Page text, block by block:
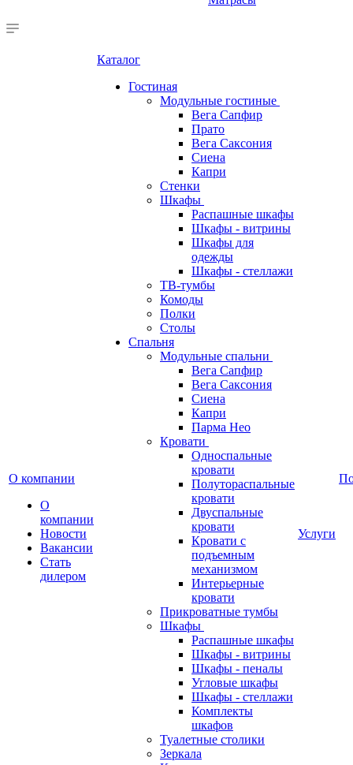
О компании
О
компании
Новости
Вакансии
Стать
дилером
Каталог
Гостиная
Модульные гостиные
Вега Сапфир
Прато
Вега Саксония
Сиена
Капри
Стенки
Шкафы
Распашные шкафы
Шкафы - витрины
Шкафы для
одежды
Шкафы - стеллажи
ТВ-тумбы
Комоды
Полки
Столы
Спальня
Модульные спальни
Вега Сапфир
Вега Саксония
Сиена
Капри
Парма Нео
Кровати
Односпальные
кровати
Полутораспальные
кровати
Двуспальные
кровати
Кровати с
подъемным
механизмом
Интерьерные
кровати
Прикроватные тумбы
Шкафы
Распашные шкафы
Шкафы - витрины
Шкафы - пеналы
Угловые шкафы
Шкафы - стеллажи
Комплекты
шкафов
Туалетные столики
Зеркала
Услуги